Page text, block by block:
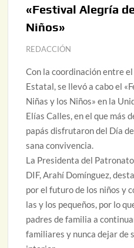
«Festival Alegría
Niños»
REDACCIÓN
Con la coordinación entre
Estatal, se llevó a cabo el
Niñas y los Niños» en la
Elías Calles, en el que más
papás disfrutaron del Día
sana convivencia.
La Presidenta del
DIF, Arahí Domínguez,
por el futuro de los niños y
las y los pequeños, por lo
padres de familia a
familiares y nunca dejar de